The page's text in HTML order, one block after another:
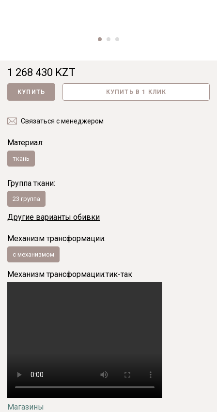
1 268 430 KZT
КУПИТЬ КУПИТЬ В 1 КЛИК
Связаться с менеджером
Материал:
ткань
Группа ткани:
23 группа
Другие варианты обивки
Механизм трансформации:
с механизмом
Механизм трансформации:тик-так
Магазины